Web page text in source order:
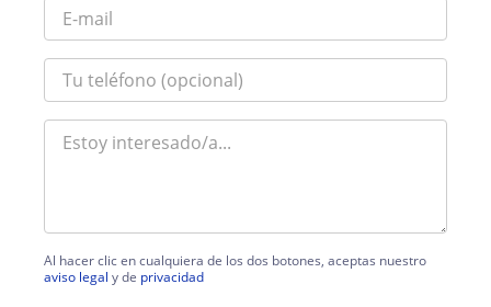
Al hacer clic en cualquiera de los dos botones, aceptas nuestro
aviso legal y de privacidad